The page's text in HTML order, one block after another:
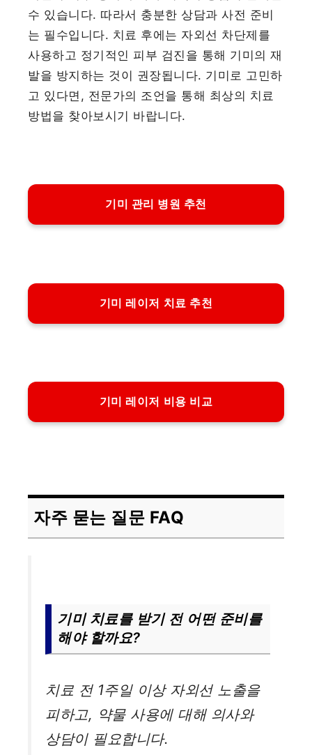
수 있습니다. 따라서 충분한 상담과 사전 준비
는 필수입니다. 치료 후에는 자외선 차단제를
사용하고 정기적인 피부 검진을 통해 기미의 재
발을 방지하는 것이 권장됩니다. 기미로 고민하
고 있다면, 전문가의 조언을 통해 최상의 치료
방법을 찾아보시기 바랍니다.
기미 관리 병원 추천
기미 레이저 치료 추천
기미 레이저 비용 비교
자주 묻는 질문 FAQ
기미 치료를 받기 전 어떤 준비를
해야 할까요?
치료 전 1주일 이상 자외선 노출을
피하고, 약물 사용에 대해 의사와
상담이 필요합니다.